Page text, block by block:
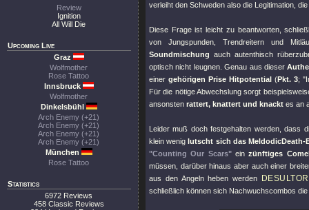
Review
Ignition
All Will Die
Upcoming Live
Graz
Wolfmother
Rose Tattoo
Innsbruck
Wolfmother
Dinkelsbühl
Arch Enemy (+21)
Arch Enemy (+21)
Arch Enemy (+21)
Arch Enemy (+21)
München
Rose Tattoo
Statistics
6972 Reviews
458 Classic Reviews
verleiht den Schweden also die Legitimation,
Diese Frage ist leicht zu beantworten,
von Jungspunden, Trendreitern und
Soundmischung auch autenthisch
optisch nicht leugnen. Genau aus dieser
einergehörigen Prise Hitpotential (Pkt. 3;
Für die nötige Abwechslung sorgt
ansonsten rattert, knattert und knackt es an
Leider muß doch festgehalten werden, dass
klein weniglutscht sich das
"Counting Our Scars"einzünftiges
müssen, darüber hinaus aber auch einer
aus den Angeln heben werden
schließlich können sich Nachwuchscombos